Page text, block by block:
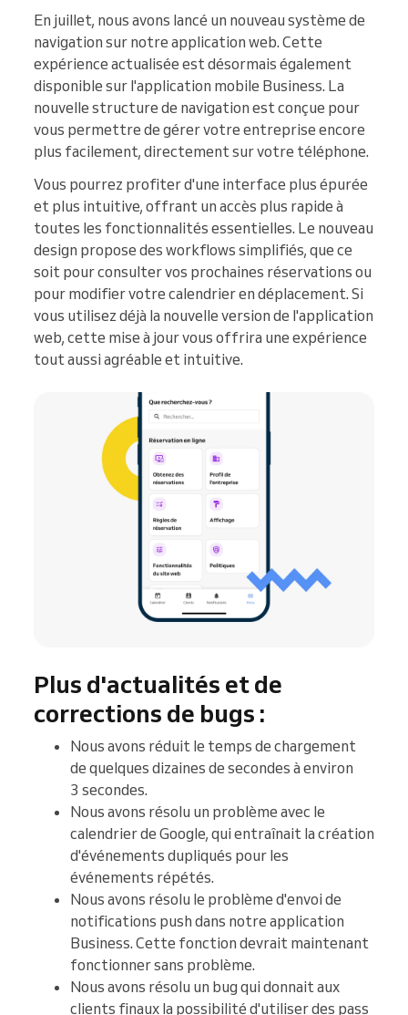
En juillet, nous avons lancé un nouveau système de
navigation sur notre application web. Cette
expérience actualisée est désormais également
disponible sur l'application mobile Business. La
nouvelle structure de navigation est conçue pour
vous permettre de gérer votre entreprise encore
plus facilement, directement sur votre téléphone.
Vous pourrez profiter d'une interface plus épurée
et plus intuitive, offrant un accès plus rapide à
toutes les fonctionnalités essentielles. Le nouveau
design propose des workflows simplifiés, que ce
soit pour consulter vos prochaines réservations ou
pour modifier votre calendrier en déplacement. Si
vous utilisez déjà la nouvelle version de l'application
web, cette mise à jour vous offrira une expérience
tout aussi agréable et intuitive.
Plus d'actualités et de
corrections de bugs :
Nous avons réduit le temps de chargement
de quelques dizaines de secondes à environ
3 secondes.
Nous avons résolu un problème avec le
calendrier de Google, qui entraînait la création
d'événements dupliqués pour les
événements répétés.
Nous avons résolu le problème d'envoi de
notifications push dans notre application
Business. Cette fonction devrait maintenant
fonctionner sans problème.
Nous avons résolu un bug qui donnait aux
clients finaux la possibilité d'utiliser des pass